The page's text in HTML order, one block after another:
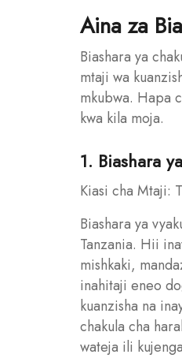
Aina za
Biashara ya
mtaji wa
mkubwa. Hapa
kwa kila moja.
1. Biashara
Kiasi cha
Biashara ya
Tanzania. Hii
mishkaki,
inahitaji eneo
kuanzisha na
chakula cha
wateja ili